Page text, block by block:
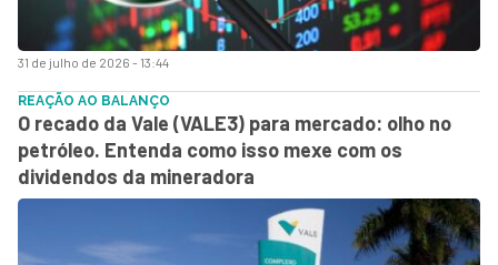
31 de julho de 2026 - 13:44
REAÇÃO AO BALANÇO
O recado da Vale (VALE3) para mercado: olho no
petróleo. Entenda como isso mexe com os
dividendos da mineradora